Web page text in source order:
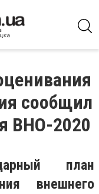
сообщил
ВНО-2020
план
внешнего